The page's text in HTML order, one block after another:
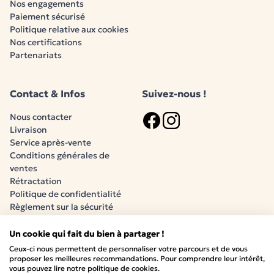
alignée
Un Pack Engagé, Sûr et Éco-Responsable
Parce que la santé et le bien-être de bébé sont votre
Sans substances nocives:
Matelas certifié
OEKO-TEX® Standard 100
Peinture à l’eau sans solvants ni formaldéhydes
Fabriqué en France
Lannoy
Dans un site équipé de
solaires
Acteur engagé dans la
site, miel récolté)
Entreprise familiale française depuis 1983
Chaque produit est conçu avec leplus grand soin,
dans un souci detransparence, de qualité et de
Nos engagements
Paiement sécurisé
Politique relative aux cookies
Nos certifications
Partenariats
Contact & Infos
Nous contacter
Livraison
Service après-vente
Conditions générales de
ventes
Rétractation
Politique de confidentialité
Règlement sur la sécurité
Suivez-nous !
Paiement sécurisé
Un cookie qui fait du bien à partager !
Ceux-ci nous permettent de personnaliser votre parcours et de vous
proposer les meilleures recommandations. Pour comprendre leur intérêt,
vous pouvez lire notre politique de cookies.